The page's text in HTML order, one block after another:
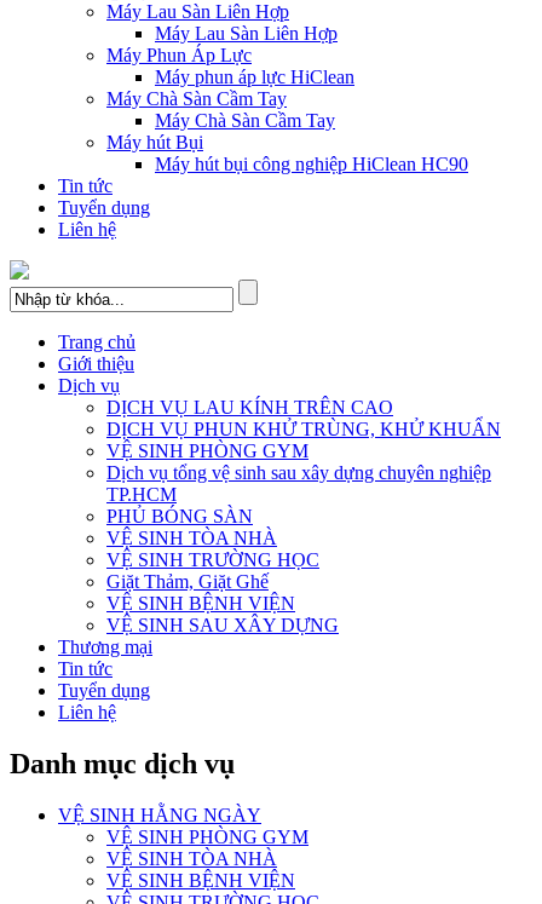
Máy Lau Sàn Liên Hợp
Máy Lau Sàn Liên Hợp
Máy Phun Áp Lực
Máy phun áp lực HiClean
Máy Chà Sàn Cầm Tay
Máy Chà Sàn Cầm Tay
Máy hút Bụi
Máy hút bụi công nghiệp HiClean HC90
Tin tức
Tuyển dụng
Liên hệ
Trang chủ
Giới thiệu
Dịch vụ
DỊCH VỤ LAU KÍNH TRÊN CAO
DỊCH VỤ PHUN KHỬ TRÙNG, KHỬ KHUẨN
VỆ SINH PHÒNG GYM
Dịch vụ tổng vệ sinh sau xây dựng chuyên nghiệp
TP.HCM
PHỦ BÓNG SÀN
VỆ SINH TÒA NHÀ
VỆ SINH TRƯỜNG HỌC
Giặt Thảm, Giặt Ghế
VỆ SINH BỆNH VIỆN
VỆ SINH SAU XÂY DỰNG
Thương mại
Tin tức
Tuyển dụng
Liên hệ
Danh mục dịch vụ
VỆ SINH HẰNG NGÀY
VỆ SINH PHÒNG GYM
VỆ SINH TÒA NHÀ
VỆ SINH BỆNH VIỆN